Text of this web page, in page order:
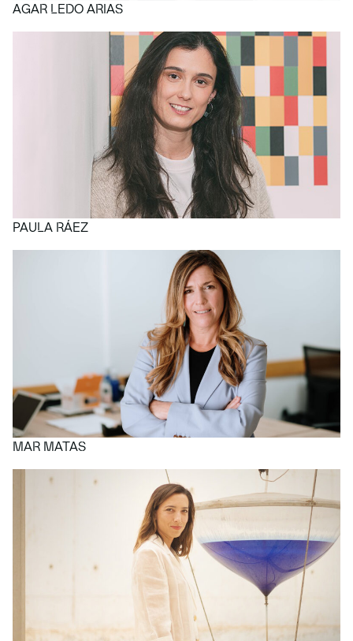
AGAR LEDO ARIAS
PAULA RÁEZ
MAR MATAS